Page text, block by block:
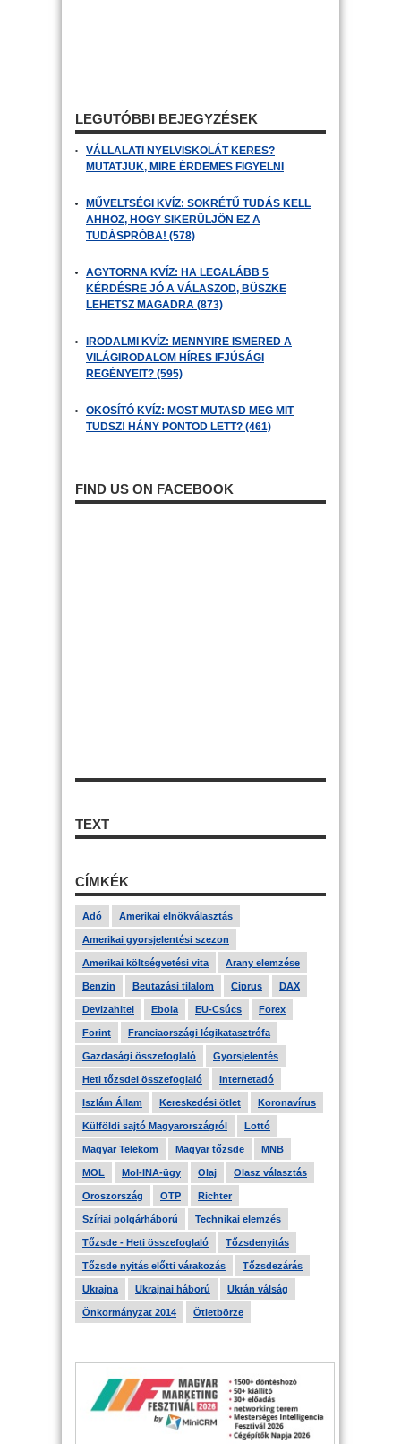
LEGUTÓBBI BEJEGYZÉSEK
VÁLLALATI NYELVISKOLÁT KERES?
MUTATJUK, MIRE ÉRDEMES FIGYELNI
MŰVELTSÉGI KVÍZ: SOKRÉTŰ TUDÁS KELL
AHHOZ, HOGY SIKERÜLJÖN EZ A
TUDÁSPRÓBA! (578)
AGYTORNA KVÍZ: HA LEGALÁBB 5
KÉRDÉSRE JÓ A VÁLASZOD, BÜSZKE
LEHETSZ MAGADRA (873)
IRODALMI KVÍZ: MENNYIRE ISMERED A
VILÁGIRODALOM HÍRES IFJÚSÁGI
REGÉNYEIT? (595)
OKOSÍTÓ KVÍZ: MOST MUTASD MEG MIT
TUDSZ! HÁNY PONTOD LETT? (461)
FIND US ON FACEBOOK
TEXT
CÍMKÉK
Adó Amerikai elnökválasztás
Amerikai gyorsjelentési szezon
Amerikai költségvetési vita Arany elemzése
Benzin Beutazási tilalom Ciprus DAX
Devizahitel Ebola EU-Csúcs Forex
Forint Franciaországi légikatasztrófa
Gazdasági összefoglaló Gyorsjelentés
Heti tőzsdei összefoglaló Internetadó
Iszlám Állam Kereskedési ötlet Koronavírus
Külföldi sajtó Magyarországról Lottó
Magyar Telekom Magyar tőzsde MNB
MOL Mol-INA-ügy Olaj Olasz választás
Oroszország OTP Richter
Szíriai polgárháború Technikai elemzés
Tőzsde - Heti összefoglaló Tőzsdenyitás
Tőzsde nyitás előtti várakozás Tőzsdezárás
Ukrajna Ukrajnai háború Ukrán válság
Önkormányzat 2014 Ötletbörze